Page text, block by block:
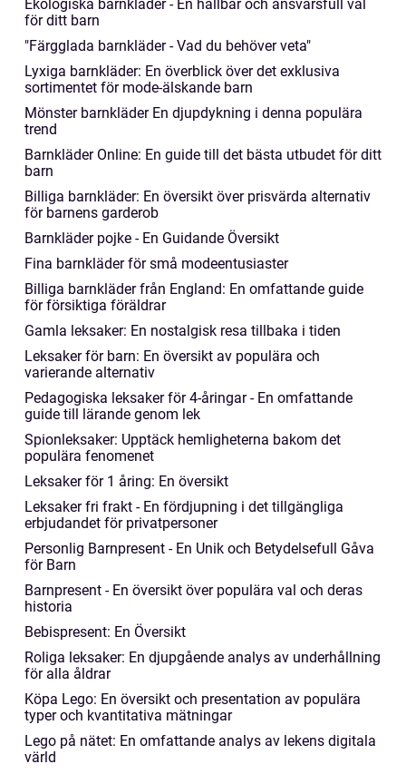
Ekologiska barnkläder - En hållbar och ansvarsfull val
för ditt barn
"Färgglada barnkläder - Vad du behöver veta"
Lyxiga barnkläder: En överblick över det exklusiva
sortimentet för mode-älskande barn
Mönster barnkläder En djupdykning i denna populära
trend
Barnkläder Online: En guide till det bästa utbudet för ditt
barn
Billiga barnkläder: En översikt över prisvärda alternativ
för barnens garderob
Barnkläder pojke - En Guidande Översikt
Fina barnkläder för små modeentusiaster
Billiga barnkläder från England: En omfattande guide
för försiktiga föräldrar
Gamla leksaker: En nostalgisk resa tillbaka i tiden
Leksaker för barn: En översikt av populära och
varierande alternativ
Pedagogiska leksaker för 4-åringar - En omfattande
guide till lärande genom lek
Spionleksaker: Upptäck hemligheterna bakom det
populära fenomenet
Leksaker för 1 åring: En översikt
Leksaker fri frakt - En fördjupning i det tillgängliga
erbjudandet för privatpersoner
Personlig Barnpresent - En Unik och Betydelsefull Gåva
för Barn
Barnpresent - En översikt över populära val och deras
historia
Bebispresent: En Översikt
Roliga leksaker: En djupgående analys av underhållning
för alla åldrar
Köpa Lego: En översikt och presentation av populära
typer och kvantitativa mätningar
Lego på nätet: En omfattande analys av lekens digitala
värld